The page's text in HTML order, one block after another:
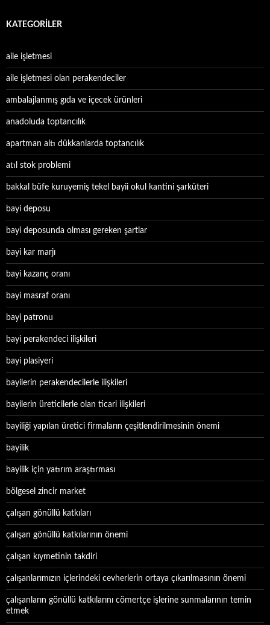
KATEGORILER
aile işletmesi
aile işletmesi olan perakendeciler
ambalajlanmış gıda ve içecek ürünleri
anadoluda toptancılık
apartman altı dükkanlarda toptancılık
atıl stok problemi
bakkal büfe kuruyemiş tekel bayii okul kantini şarküteri
bayi deposu
bayi deposunda olması gereken şartlar
bayi kar marjı
bayi kazanç oranı
bayi masraf oranı
bayi patronu
bayi perakendeci ilişkileri
bayi plasiyeri
bayilerin perakendecilerle ilişkileri
bayilerin üreticilerle olan ticari ilişkileri
bayiliği yapılan üretici firmaların çeşitlendirilmesinin önemi
bayilik
bayilik için yatırım araştırması
bölgesel zincir market
çalışan gönüllü katkıları
çalışan gönüllü katkılarının önemi
çalışan kıymetinin takdiri
çalışanlarımızın içlerindeki cevherlerin ortaya çıkarılmasının önemi
çalışanların gönüllü katkılarını cömertçe işlerine sunmalarının temin
etmek